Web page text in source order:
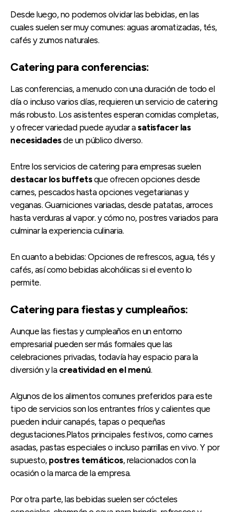
Desde luego, no podemos olvidar las bebidas, en las
cuales suelen ser muy comunes: aguas aromatizadas, tés,
cafés y zumos naturales.
Catering para conferencias:
Las conferencias, a menudo con una duración de todo el
día o incluso varios días, requieren un servicio de catering
más robusto. Los asistentes esperan comidas completas,
y ofrecer variedad puede ayudar asatisfacer las
necesidadesde un público diverso.
Entre los servicios de catering para empresas suelen
destacar los buffetsque ofrecen opciones desde
carnes, pescados hasta opciones vegetarianas y
veganas. Guarniciones variadas, desde patatas, arroces
hasta verduras al vapor. y cómo no, postres variados para
culminar la experiencia culinaria.
En cuanto a bebidas: Opciones de refrescos, agua, tés y
cafés, así como bebidas alcohólicas si el evento lo
permite.
Catering para fiestas y cumpleaños:
Aunque las fiestas y cumpleaños en un entorno
empresarial pueden ser más formales que las
celebraciones privadas, todavía hay espacio para la
diversión y la creatividad en el menú.
Algunos de los alimentos comunes preferidos para este
tipo de servicios son los entrantes fríos y calientes que
pueden incluir canapés, tapas o pequeñas
degustaciones.Platos principales festivos, como carnes
asadas, pastas especiales o incluso parrillas en vivo. Y por
supuesto, postres temáticos, relacionados con la
ocasión o la marca de la empresa.
Por otra parte, las bebidas suelen ser cócteles